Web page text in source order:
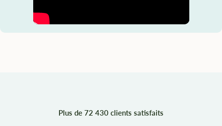
Plus de 72 430 clients satisfaits